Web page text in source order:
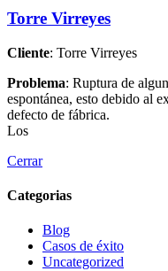
Torre Virreyes
Cliente: Torre Virreyes
Problema: Ruptura de
espontánea, esto debido al
defecto de fábrica.
Los
Cerrar
Categorias
Blog
Casos de éxito
Uncategorized